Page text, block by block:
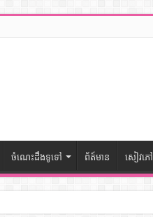
ចំណេះដឹងទូទៅ ព័ត៍មាន សៀវភៅ